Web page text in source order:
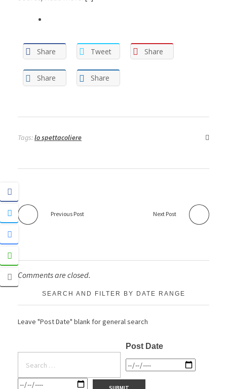
Share Tweet Share
Share Share
Tags:lo spettacoliere
Previous Post Next Post
Comments are closed.
SEARCH AND FILTER BY DATE RANGE
Leave "Post Date" blank for general search
Post Date